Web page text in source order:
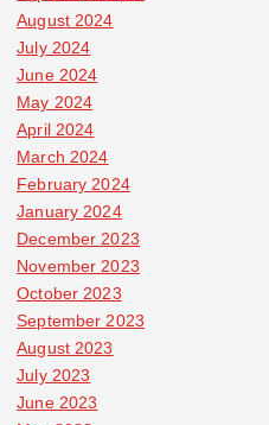
August 2024
July 2024
June 2024
May 2024
April 2024
March 2024
February 2024
January 2024
December 2023
November 2023
October 2023
September 2023
August 2023
July 2023
June 2023